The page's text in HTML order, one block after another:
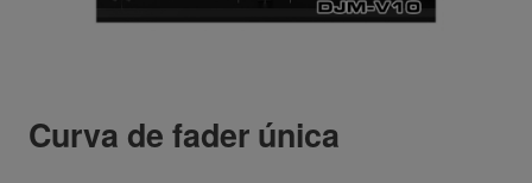
Curva de fader única